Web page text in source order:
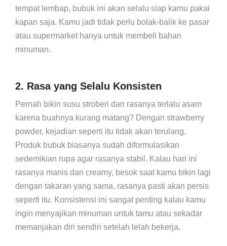
tempat lembap, bubuk ini akan selalu siap kamu pakai
kapan saja. Kamu jadi tidak perlu bolak-balik ke pasar
atau supermarket hanya untuk membeli bahan
minuman.
2. Rasa yang Selalu Konsisten
Pernah bikin susu stroberi dan rasanya terlalu asam
karena buahnya kurang matang? Dengan strawberry
powder, kejadian seperti itu tidak akan terulang.
Produk bubuk biasanya sudah diformulasikan
sedemikian rupa agar rasanya stabil. Kalau hari ini
rasanya manis dan creamy, besok saat kamu bikin lagi
dengan takaran yang sama, rasanya pasti akan persis
seperti itu. Konsistensi ini sangat penting kalau kamu
ingin menyajikan minuman untuk tamu atau sekadar
memanjakan diri sendiri setelah lelah bekerja.